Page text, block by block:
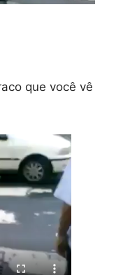
que você vê